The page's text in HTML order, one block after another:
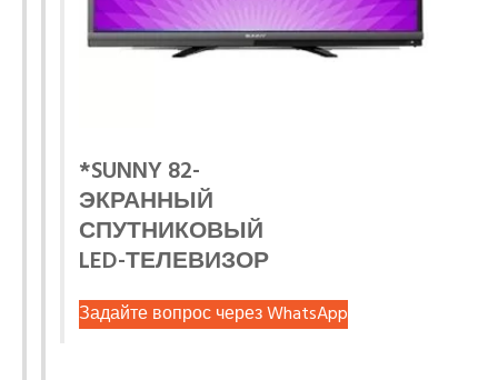
*SUNNY 82-
ЭКРАННЫЙ
СПУТНИКОВЫЙ
LED-ТЕЛЕВИЗОР
Задайте вопрос через WhatsApp